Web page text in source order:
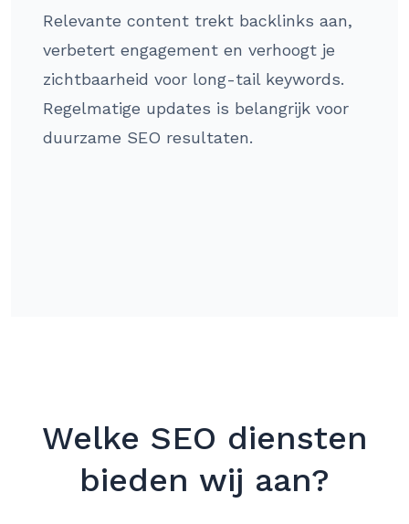
Relevante content trekt backlinks aan,
verbetert engagement en verhoogt je
zichtbaarheid voor long-tail keywords.
Regelmatige updates is belangrijk voor
duurzame SEO resultaten.
Welke SEO diensten
bieden wij aan?